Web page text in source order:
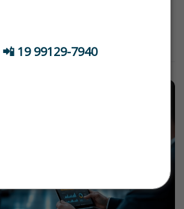
📲 19 99129-7940